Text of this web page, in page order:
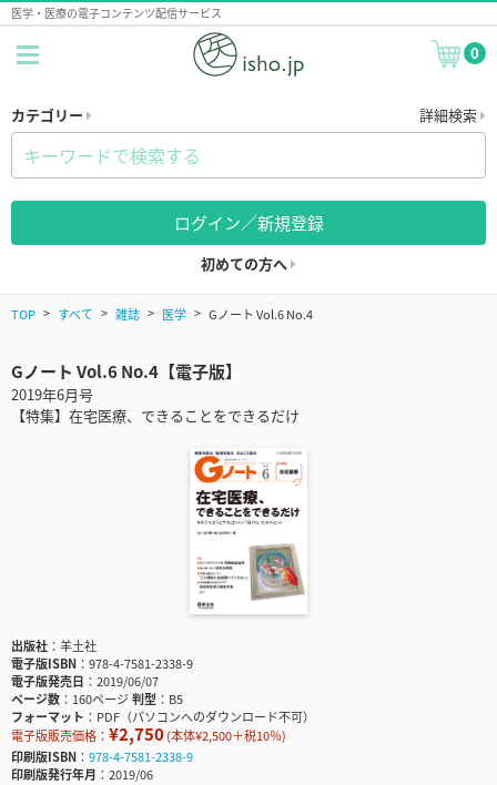
医学・医療の電子コンテンツ配信サービス
0
カテゴリー 詳細検索
ログイン／新規登録
初めての方へ
TOP すべて 雑誌 医学 Gノート Vol.6 No.4
Gノート Vol.6 No.4【電子版】
2019年6月号
【特集】在宅医療、できることをできるだけ
出版社
羊土社
電子版ISBN
978-4-7581-2338-9
電子版発売日
2019/06/07
ページ数
160ページ判型
B5
フォーマット
PDF（パソコンへのダウンロード不可）
電子版販売価格： ¥2,750(本体¥2,500＋税10％)
印刷版ISBN
978-4-7581-2338-9
印刷版発行年月
2019/06